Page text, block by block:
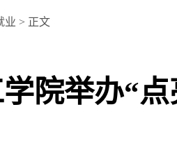
业 > 正文
院举办“